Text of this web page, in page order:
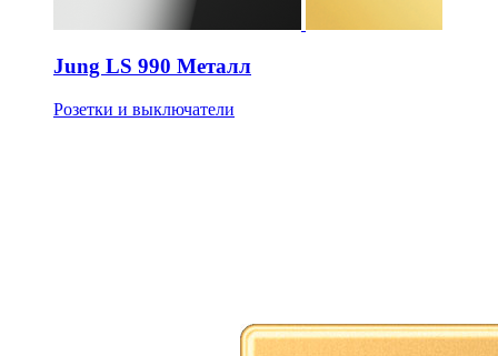
Jung LS 990 Металл
Розетки и выключатели